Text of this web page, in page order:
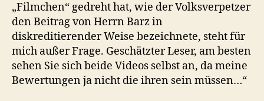
„Filmchen“ gedreht hat, wie der Volksverpetzer
den Beitrag von Herrn Barz in
diskreditierender Weise bezeichnete, steht für
mich außer Frage. Geschätzter Leser, am besten
sehen Sie sich beide Videos selbst an, da meine
Bewertungen ja nicht die ihren sein müssen…“